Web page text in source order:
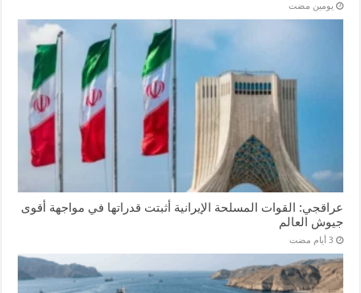
‏يومين مضت
عراقجي: القوات المسلحة الإيرانية أثبتت قدراتها في مواجهة أقوى
جيوش العالم